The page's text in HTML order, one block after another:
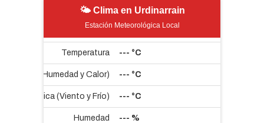
🌤 Clima en Urdinarrain
Estación Meteorológica Local